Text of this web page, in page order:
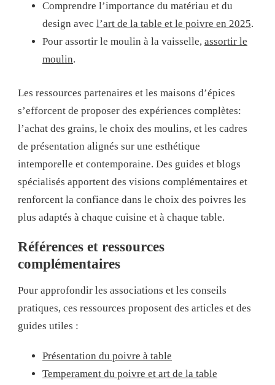
Comprendre l’importance du matériau et du
design avec l’art de la table et le poivre en 2025.
Pour assortir le moulin à la vaisselle, assortir le
moulin.
Les ressources partenaires et les maisons d’épices
s’efforcent de proposer des expériences complètes:
l’achat des grains, le choix des moulins, et les cadres
de présentation alignés sur une esthétique
intemporelle et contemporaine. Des guides et blogs
spécialisés apportent des visions complémentaires et
renforcent la confiance dans le choix des poivres les
plus adaptés à chaque cuisine et à chaque table.
Références et ressources
complémentaires
Pour approfondir les associations et les conseils
pratiques, ces ressources proposent des articles et des
guides utiles :
Présentation du poivre à table
Temperament du poivre et art de la table